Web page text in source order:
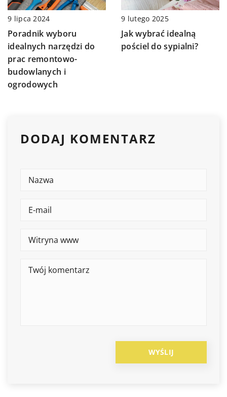
9 lipca 2024
Poradnik wyboru
idealnych narzędzi do
prac remontowo-
budowlanych i
ogrodowych
9 lutego 2025
Jak wybrać idealną
pościel do sypialni?
DODAJ KOMENTARZ